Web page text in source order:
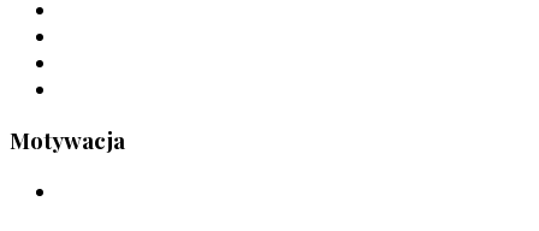
Motywacja